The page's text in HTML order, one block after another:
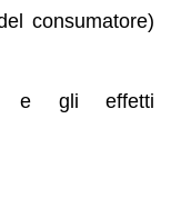
consumatore)
e gli effetti